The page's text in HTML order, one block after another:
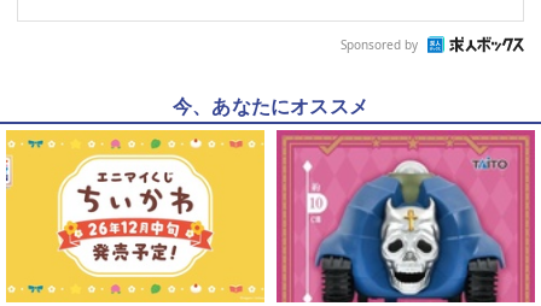
Sponsored by
今、あなたにオススメ